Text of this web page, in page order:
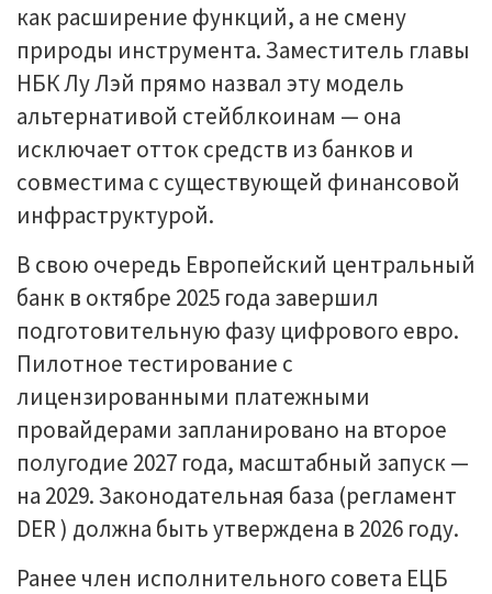
как расширение функций, а не смену
природы инструмента. Заместитель главы
НБК Лу Лэй прямо назвал эту модель
альтернативой стейблкоинам — она
исключает отток средств из банков и
совместима с существующей финансовой
инфраструктурой.
В свою очередь Европейский центральный
банк в октябре 2025 года завершил
подготовительную фазу цифрового евро.
Пилотное тестирование с
лицензированными платежными
провайдерами запланировано на второе
полугодие 2027 года, масштабный запуск —
на 2029. Законодательная база (регламент
DER ) должна быть утверждена в 2026 году.
Ранее член исполнительного совета ЕЦБ